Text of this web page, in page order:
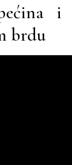
i
brdu